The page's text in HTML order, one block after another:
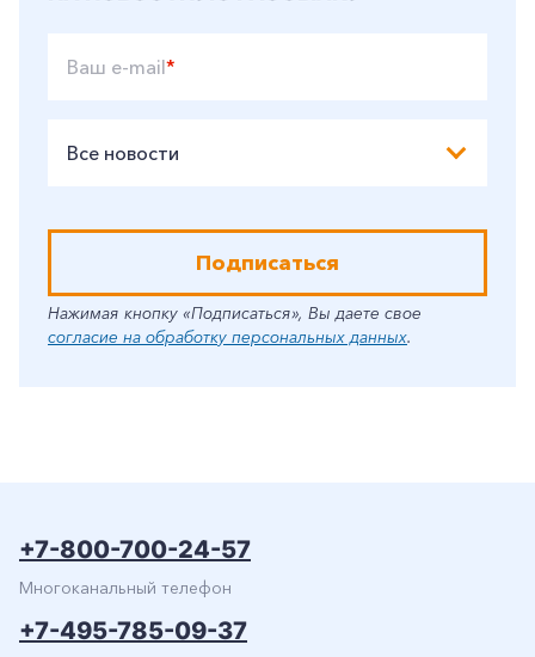
Ваш e-mail*
Все новости
Подписаться
Нажимая кнопку «Подписаться», Вы даете свое
согласие на обработку персональных данных.
+7-800-700-24-57
Многоканальный телефон
+7-495-785-09-37